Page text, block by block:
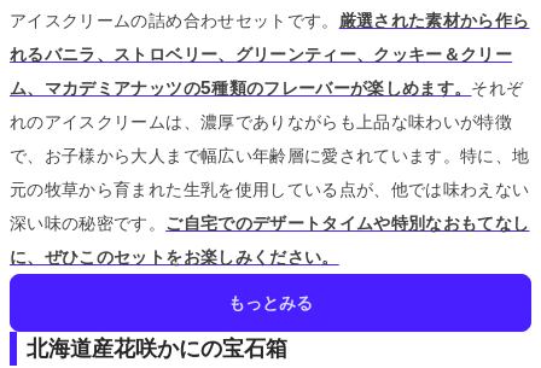
アイスクリームの詰め合わせセットです。 厳選された素材から作ら
れるバニラ、ストロベリー、グリーンティー、クッキー＆クリー
ム、マカデミアナッツの5種類のフレーバーが楽しめます。 それぞ
れのアイスクリームは、濃厚でありながらも上品な味わいが特徴
で、お子様から大人まで幅広い年齢層に愛されています。特に、地
元の牧草から育まれた生乳を使用している点が、他では味わえない
深い味の秘密です。 ご自宅でのデザートタイムや特別なおもてなし
に、ぜひこのセットをお楽しみください。
もっとみる
北海道産花咲かにの宝石箱